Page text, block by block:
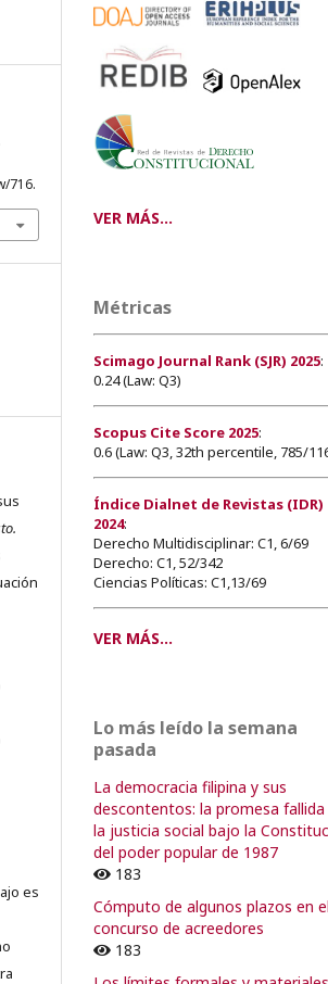
716.
es
VER MÁS...
Métricas
Scimago Journal Rank (SJR) 2025:
0.24 (Law: Q3)
Scopus Cite Score 2025:
0.6 (Law: Q3, 32th percentile, 785/
Índice Dialnet de Revistas (IDR)
2024:
Derecho Multidisciplinar: C1, 6/69
Derecho: C1, 52/342
Ciencias Políticas: C1,13/69
VER MÁS...
Lo más leído la semana
pasada
La democracia filipina y sus
descontentos: la promesa fallida
la justicia social bajo la
del poder popular de 1987
183
Cómputo de algunos plazos en el
concurso de acreedores
183